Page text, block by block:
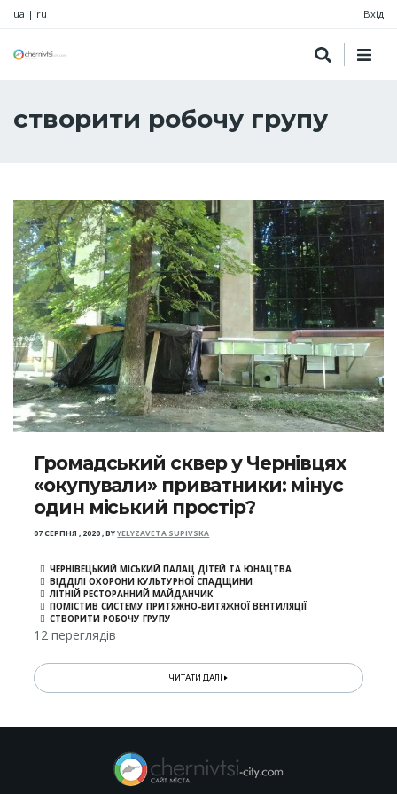
ua | ru Вхід
створити робочу групу
Громадський сквер у Чернівцях
«окупували» приватники: мінус
один міський простір?
07 СЕРПНЯ , 2020,BYYELYZAVETA SUPIVSKA
ЧЕРНІВЕЦЬКИЙ МІСЬКИЙ ПАЛАЦ ДІТЕЙ ТА ЮНАЦТВА
ВІДДІЛІ ОХОРОНИ КУЛЬТУРНОЇ СПАДЩИНИ
ЛІТНІЙ РЕСТОРАННИЙ МАЙДАНЧИК
ПОМІСТИВ СИСТЕМУ ПРИТЯЖНО-ВИТЯЖНОЇ ВЕНТИЛЯЦІЇ
СТВОРИТИ РОБОЧУ ГРУПУ
12 переглядів
ЧИТАТИ ДАЛІ